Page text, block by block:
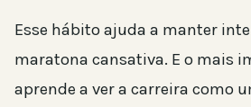
Esse hábito ajuda a manter
maratona cansativa. E o mais
aprende a ver a carreira como